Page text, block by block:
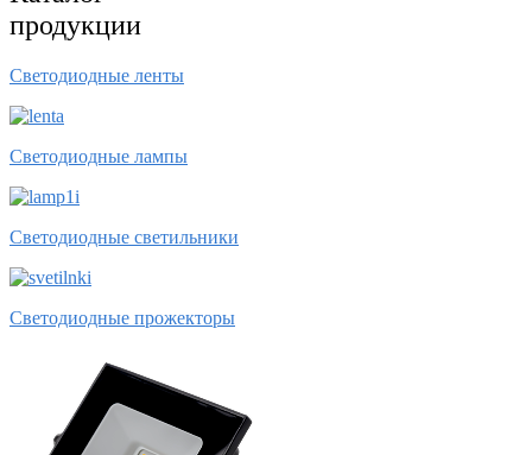
продукции
Светодиодные ленты
Светодиодные лампы
Светодиодные светильники
Светодиодные прожекторы